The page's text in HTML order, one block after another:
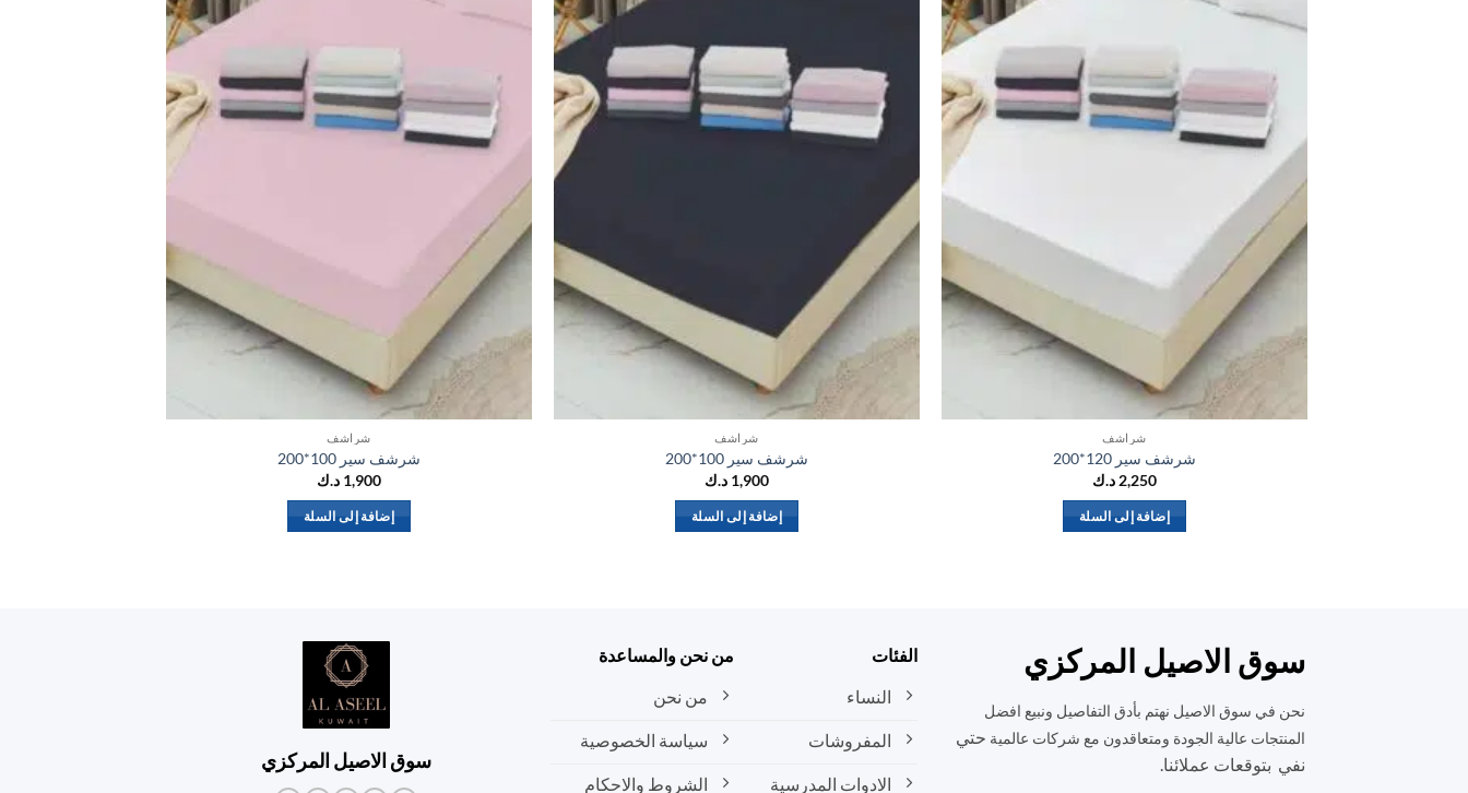
شراشف
شرشف سير 120*200
2,250 د.ك
إضافة إلى السلة
شراشف
شرشف سير 100*200
1,900 د.ك
إضافة إلى السلة
شراشف
شرشف سير 100*200
1,900 د.ك
إضافة إلى السلة
سوق الاصيل المركزي
نحن في سوق الاصيل نهتم بأدق التفاصيل ونبيع افضل
المنتجات عالية الجودة ومتعاقدون مع شركات عالمية حتي
نفي بتوقعات عملائنا.
الفئات
النساء
المفروشات
الادوات المدرسية
من نحن والمساعدة
من نحن
سياسة الخصوصية
الشروط والاحكام
سوق الاصيل المركزي